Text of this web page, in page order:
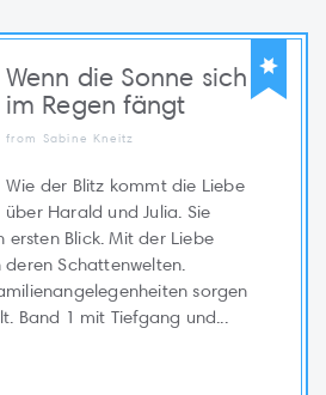
Wenn die Sonne sich
im Regen fängt
from Sabine Kneitz
Wie der Blitz kommt die Liebe
über Harald und Julia. Sie
ersten Blick. Mit der Liebe
Schattenwelten.
sorgen
Band 1 mit Tiefgang und...